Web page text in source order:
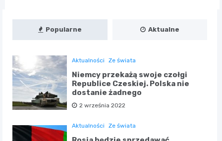
Popularne Aktualne
Aktualności Ze świata
Niemcy przekażą swoje czołgi
Republice Czeskiej. Polska nie
dostanie żadnego
2 września 2022
Aktualności Ze świata